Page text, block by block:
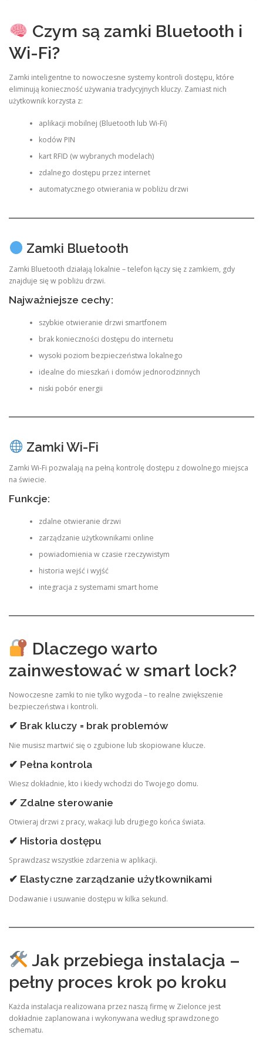
Czym są zamki Bluetooth i
Wi-Fi?
Zamki inteligentne to nowoczesne systemy kontroli dostępu, które
eliminują konieczność używania tradycyjnych kluczy. Zamiast nich
użytkownik korzysta z:
aplikacji mobilnej (Bluetooth lub Wi-Fi)
kodów PIN
kart RFID (w wybranych modelach)
zdalnego dostępu przez internet
automatycznego otwierania w pobliżu drzwi
Zamki Bluetooth
Zamki Bluetooth działają lokalnie – telefon łączy się z zamkiem, gdy
znajduje się w pobliżu drzwi.
Najważniejsze cechy:
szybkie otwieranie drzwi smartfonem
brak konieczności dostępu do internetu
wysoki poziom bezpieczeństwa lokalnego
idealne do mieszkań i domów jednorodzinnych
niski pobór energii
Zamki Wi-Fi
Zamki Wi-Fi pozwalają na pełną kontrolę dostępu z dowolnego miejsca
na świecie.
Funkcje:
zdalne otwieranie drzwi
zarządzanie użytkownikami online
powiadomienia w czasie rzeczywistym
historia wejść i wyjść
integracja z systemami smart home
Dlaczego warto
zainwestować w smart lock?
Nowoczesne zamki to nie tylko wygoda – to realne zwiększenie
bezpieczeństwa i kontroli.
✔ Brak kluczy = brak problemów
Nie musisz martwić się o zgubione lub skopiowane klucze.
✔ Pełna kontrola
Wiesz dokładnie, kto i kiedy wchodzi do Twojego domu.
✔ Zdalne sterowanie
Otwieraj drzwi z pracy, wakacji lub drugiego końca świata.
✔ Historia dostępu
Sprawdzasz wszystkie zdarzenia w aplikacji.
✔ Elastyczne zarządzanie użytkownikami
Dodawanie i usuwanie dostępu w kilka sekund.
Jak przebiega instalacja –
pełny proces krok po kroku
Każda instalacja realizowana przez naszą firmę w Zielonce jest
dokładnie zaplanowana i wykonywana według sprawdzonego
schematu.